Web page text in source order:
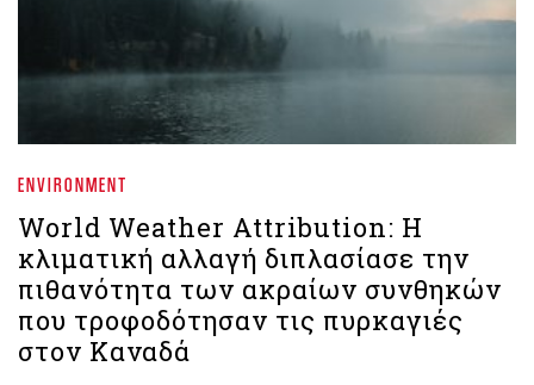
ENVIRONMENT
World Weather Attribution: Η
κλιματική αλλαγή διπλασίασε την
πιθανότητα των ακραίων συνθηκών
που τροφοδότησαν τις πυρκαγιές
στον Καναδά